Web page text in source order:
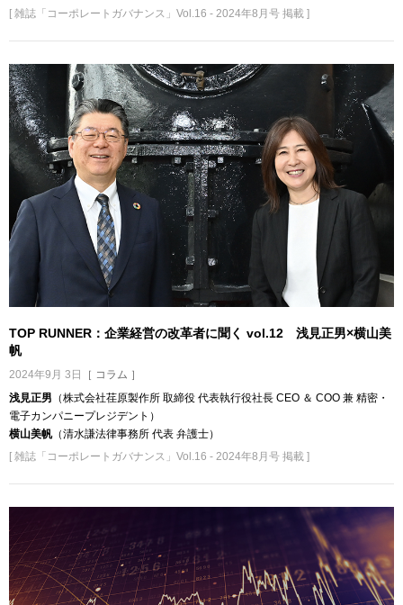
[ 雑誌「コーポレートガバナンス」Vol.16 - 2024年8月号 掲載 ]
TOP RUNNER：企業経営の改革者に聞く vol.12 浅見正男×横山美
帆
2024年9月 3日
［ コラム ］
浅見正男 （株式会社荏原製作所 取締役 代表執行役社長 CEO ＆ COO 兼 精密・
電子カンパニープレジデント）
横山美帆（清水謙法律事務所 代表 弁護士）
[ 雑誌「コーポレートガバナンス」Vol.16 - 2024年8月号 掲載 ]